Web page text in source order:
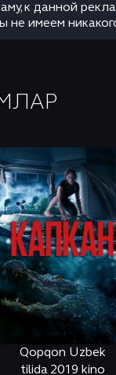
к данной
не имеем
Qopqon Uzbek
tilida 2019 kino